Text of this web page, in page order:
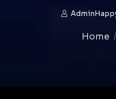
Home